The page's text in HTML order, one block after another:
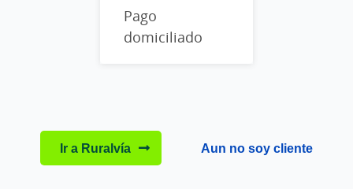
Pago
domiciliado
Ir a Ruralvía Aun no soy cliente